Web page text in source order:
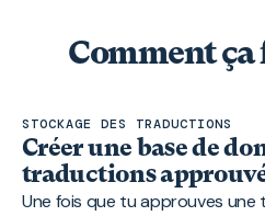
Comment
STOCKAGE DES TRADUCTIONS
Créer une base de
traductions
Une fois que tu approuves